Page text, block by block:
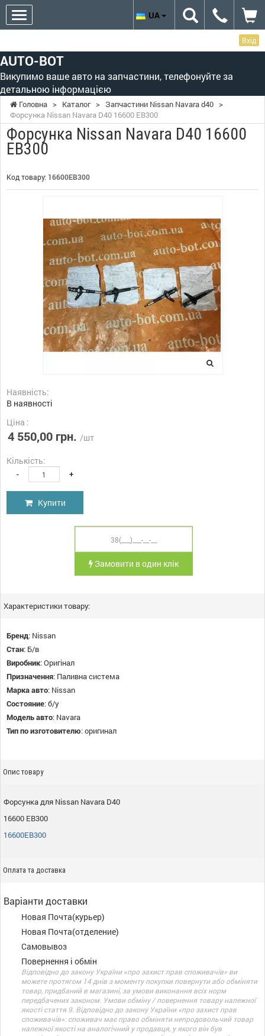
Вхід
AUTO-BOT
Викупимо ваше авто на запчастини, телефонуйте за
детальною інформацією
UA
Головна > Каталог > Запчастини Nissan Navara d40 >
Форсунка Nissan Navara D40 16600 EB300
Форсунка Nissan Navara D40 16600
EB300
Код товару: 16600EB300
Наявність:
В наявності
Ціна :
4 550,00 грн. /шт
Кількість:
- +
Купити
Замовити в один клік
Характеристики товару:
Бренд: Nissan
Стан: Б/в
Виробник:Оригінал
Призначення: Паливна система
Марка авто: Nissan
Состояние:б/у
Модель авто: Navara
Тип по изготовителю:оригинал
Опис товару
Форсунка для Nissan Navara D40
16600 EB300
16600EB300
Оплата та доставка
Варіанти доставки
Новая Почта(курьер)
Новая Почта(отделение)
Самовывоз
Повернення і обмін
Відповідно до закону України «про захист прав споживачів» ви
можете протягом 14 днів з моменту покупки повернути або обміняти
товар, придбаний в магазині, за умови виконання всіх норм
передбачених законом. Умови обміну / повернення товару належної
якості стаття 9. Відповідно до закону України «про захист прав
споживачів»: споживач має право обміняти непродовольчий товар
належної якості на аналогічний у продавця, у якого він був